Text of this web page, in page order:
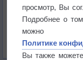
Давление
Осадки
Облачность
Список всех карт
просмотр, Вы
Подробнее о
можно
Политике
Вы также можете